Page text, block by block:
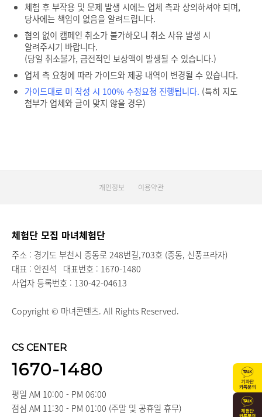
체험 후 부작용 및 문제 발생 시에는 업체 측과 상의하셔야 되며,
당사에는 책임이 없음을 알려드립니다.
협의 없이 캠페인 취소가 불가하오니 취소 사유 발생 시
알려주시기 바랍니다.
(당일 취소불가, 금전적인 보상액이 발생될 수 있습니다.)
업체 측 요청에 따라 가이드와 제공 내역이 변경될 수 있습니다.
가이드대로 미 작성 시 100% 수정요청 진행됩니다. (특히 지도
첨부가 업체와 글이 맞지 않을 경우)
개인정보 이용약관
체험단 모집 마녀체험단
주소 : 경기도 부천시 중동로 248번길,703호 (중동, 신풍프라자)
대표 : 안진석 대표번호 : 1670-1480
사업자 등록번호 : 130-42-04613
Copyright © 마녀콘텐츠. All Rights Reserved.
CS CENTER
1670-1480
평일 AM 10:00 - PM 06:00
점심 AM 11:30 - PM 01:00 (주말 및 공휴일 휴무)